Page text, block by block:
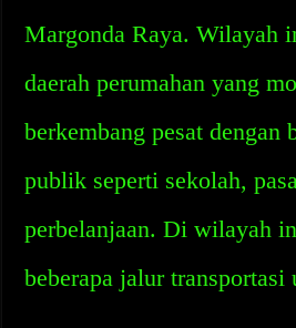
Margonda Raya. Wilayah
daerah perumahan yang
berkembang pesat dengan
publik seperti sekolah,
perbelanjaan. Di wilayah
beberapa jalur transportasi